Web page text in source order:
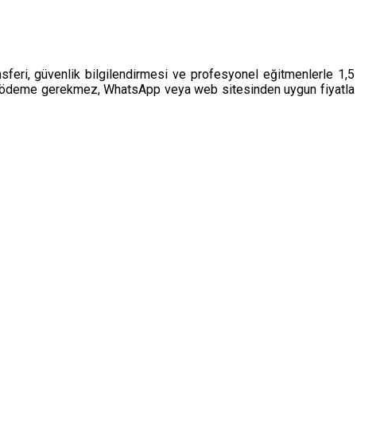
güvenlik bilgilendirmesi ve profesyonel eğitmenlerle 1,5
gerekmez, WhatsApp veya web sitesinden uygun fiyatla